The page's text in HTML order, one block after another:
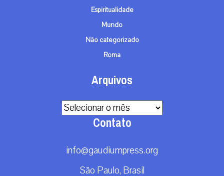
Espiritualidade
Mundo
Não categorizado
Roma
Arquivos
Arquivos
Contato
info@gaudiumpress.org
São Paulo, Brasil